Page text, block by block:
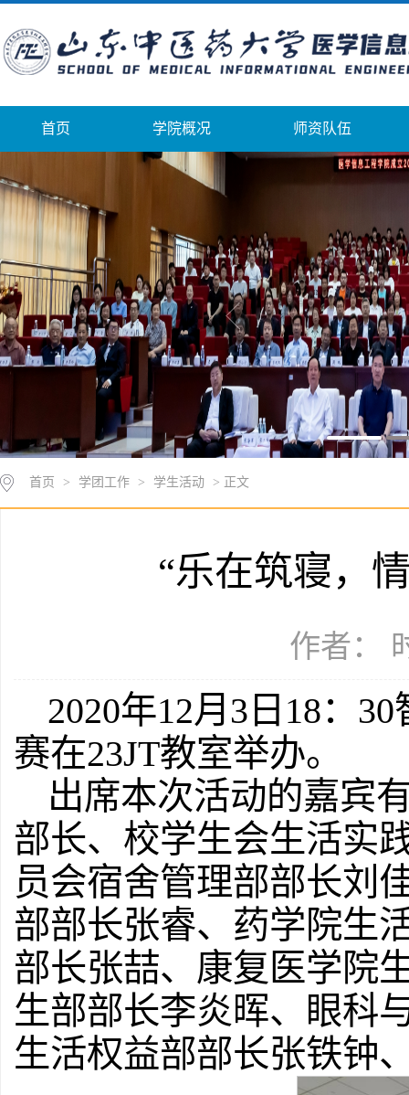
首页 学院概况 师资队伍
首页 > 学团工作 > 学生活动 > 正文
“乐在筑寝，
作者：
2020年12月3日18：
赛在23JT教室举办。
出席本次活动的嘉宾
部长、校学生会生活实
员会宿舍管理部部长刘
部部长张睿、药学院生
部长张喆、康复医学院
生部部长李炎晖、眼科
生活权益部部长张铁钟